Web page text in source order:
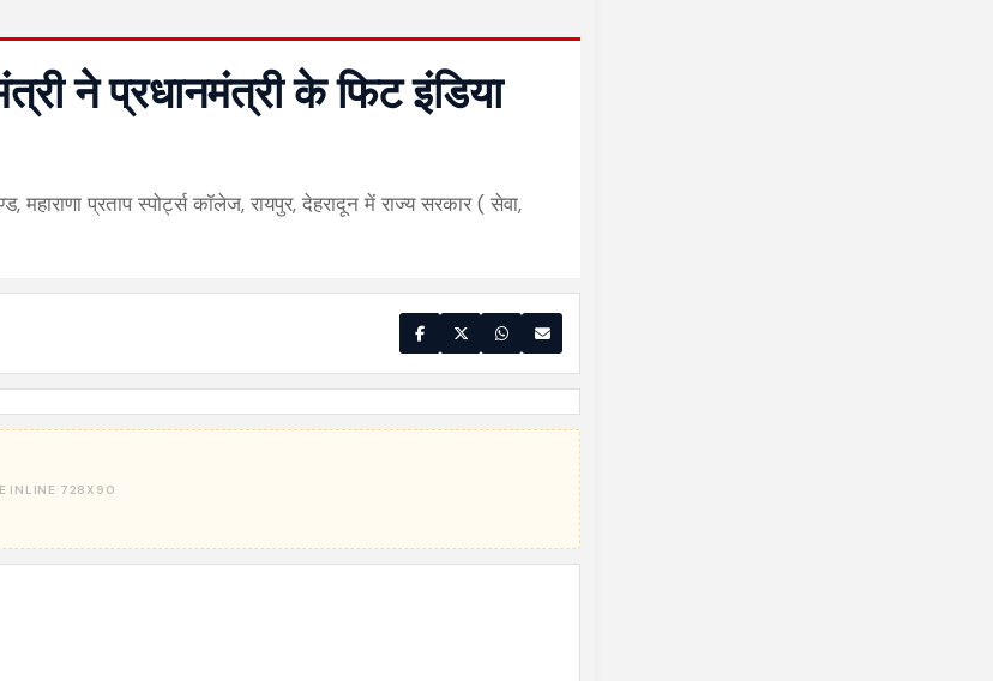
ने प्रधानमंत्री के फिट इंडिया
प्रताप स्पोर्ट्स कॉलेज, रायपुर, देहरादून में राज्य सरकार ( सेवा,